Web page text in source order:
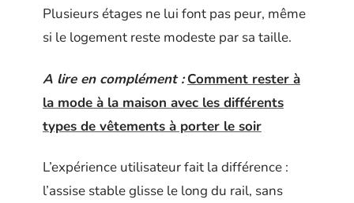
Plusieurs étages ne lui font pas peur, même
si le logement reste modeste par sa taille.
A lire en complément : Comment rester à
la mode à la maison avec les différents
types de vêtements à porter le soir
L’expérience utilisateur fait la différence :
l’assise stable glisse le long du rail, sans